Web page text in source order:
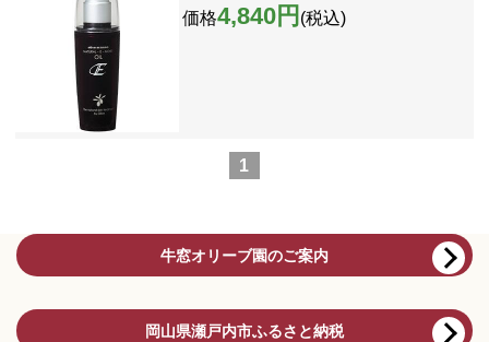
価格4,840円 (税込)
1
牛窓オリーブ園のご案内
岡山県瀬戸内市ふるさと納税